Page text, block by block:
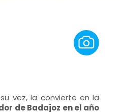
vez, la convierte en la
de Badajoz en el año